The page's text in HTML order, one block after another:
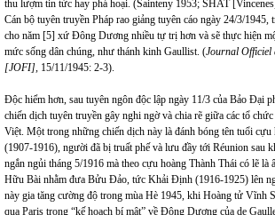
thu lượm tin tức hay phá hoại. (Sainteny 1953; SHAT
Cán bộ tuyên truyền Pháp rao giảng tuyên cáo ngày 24/3/1945,
cho năm [5] xứ Đông Dương nhiều tự trị hơn và sẽ thực hiện
mức sống dân chúng, như thánh kinh Gaullist. (Journal Officiel
[JOFI], 15/11/1945: 2-3).
Độc hiểm hơn, sau tuyên ngôn độc lập ngày 11/3 của Bảo Đại
chiến dịch tuyên truyền gây nghi ngờ và chia rẽ giữa các tổ
Việt. Một trong những chiến dịch này là đánh bóng tên tuổi cựu
(1907-1916), người đã bị truất phế và lưu đầy tới Réunion sau
ngắn ngủi tháng 5/1916 mà theo cựu hoàng Thành Thái có lẽ là
Hữu Bài nhằm đưa Bửu Đảo, tức Khải Định (1916-1925) lên
này gia tăng cường độ trong mùa Hè 1945, khi Hoàng tử Vĩnh
qua Paris trong “kế hoạch bí mật” về Đông Dương của de